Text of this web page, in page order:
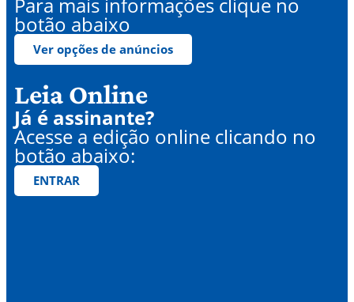
botão abaixo
Ver opções de anúncios
Leia Online
Já é assinante?
Acesse a edição online clicando no
botão abaixo:
ENTRAR